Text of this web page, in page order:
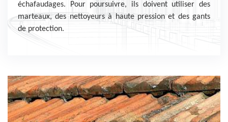
échafaudages. Pour poursuivre, ils doivent utiliser des
marteaux, des nettoyeurs à haute pression et des gants
de protection.